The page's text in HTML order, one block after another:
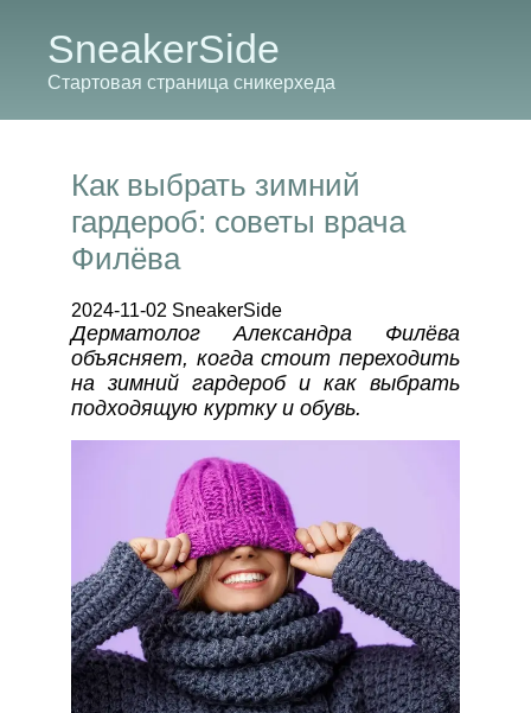
SneakerSide
Стартовая страница сникерхеда
Как выбрать зимний
гардероб: советы врача
Филёва
2024-11-02 SneakerSide
Дерматолог Александра Филёва
объясняет, когда стоит переходить
на зимний гардероб и как выбрать
подходящую куртку и обувь.